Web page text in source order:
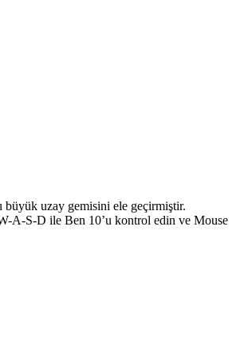
büyük uzay gemisini ele geçirmiştir.
A-S-D ile Ben 10’u kontrol edin ve Mouse